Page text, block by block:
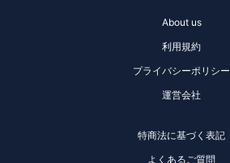
About us
利用規約
プライバシーポリシー
運営会社
特商法に基づく表記
よくあるご質問